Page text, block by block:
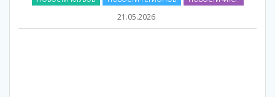
21.05.2026